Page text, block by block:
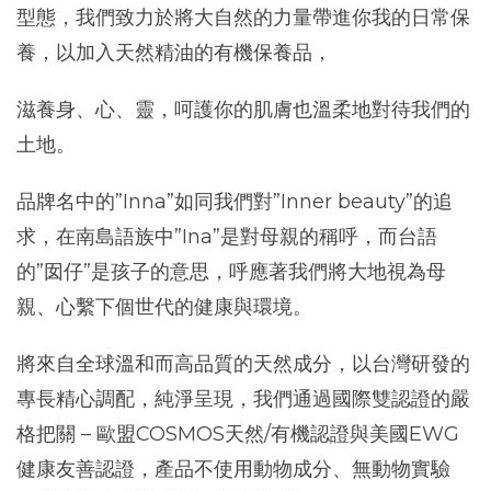
型態，我們致力於將大自然的力量帶進你我的日常保
養，以加入天然精油的有機保養品，
滋養身、心、靈，呵護你的肌膚也溫柔地對待我們的
土地。
品牌名中的”Inna”如同我們對”Inner beauty”的追
求，在南島語族中”Ina”是對母親的稱呼，而台語
的”囡仔”是孩子的意思，呼應著我們將大地視為母
親、心繫下個世代的健康與環境。
將來自全球溫和而高品質的天然成分，以台灣研發的
專長精心調配，純淨呈現，我們通過國際雙認證的嚴
格把關 – 歐盟COSMOS天然/有機認證與美國EWG
健康友善認證，產品不使用動物成分、無動物實驗